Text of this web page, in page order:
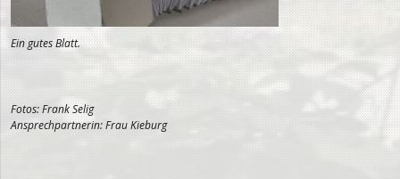
Ein gutes Blatt.
Fotos: Frank Selig
Ansprechpartnerin: Frau Kieburg